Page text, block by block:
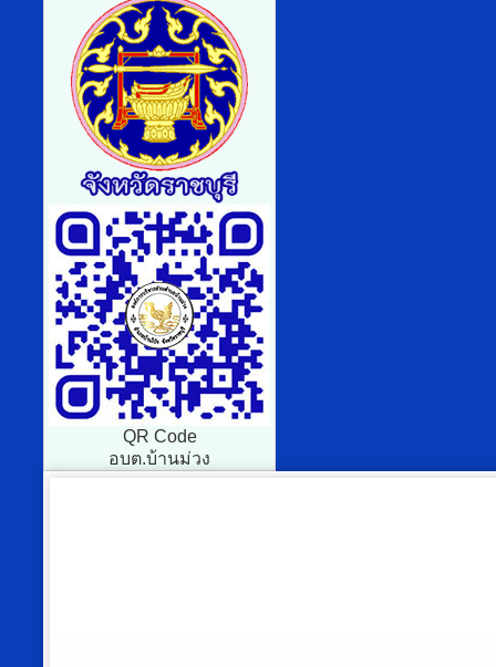
QR Code
อบต.บ้านม่วง